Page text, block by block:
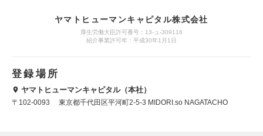
ヤマトヒューマンキャピタル株式会社
厚生労働大臣許可番号：13-ュ-309116
紹介事業許可年：平成30年1月1日
登録場所
ヤマトヒューマンキャピタル（本社）
〒102-0093 東京都千代田区平河町2-5-3 MIDORI.so NAGATACHO